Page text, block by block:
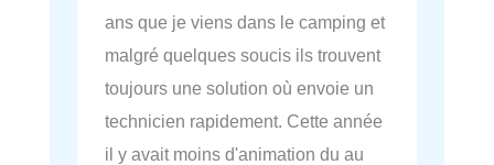
ans que je viens dans le camping et
malgré quelques soucis ils trouvent
toujours une solution où envoie un
technicien rapidement. Cette année
il y avait moins d'animation du au